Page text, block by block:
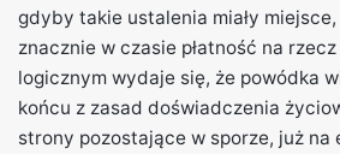
gdyby takie ustalenia miały
znacznie w czasie płatność na
logicznym wydaje się, że powódka
końcu z zasad doświadczenia
strony pozostające w sporze, już na